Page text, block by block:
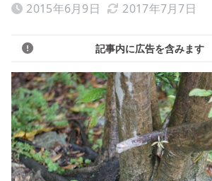
2015年6月9日 2017年7月7日
記事内に広告を含みます